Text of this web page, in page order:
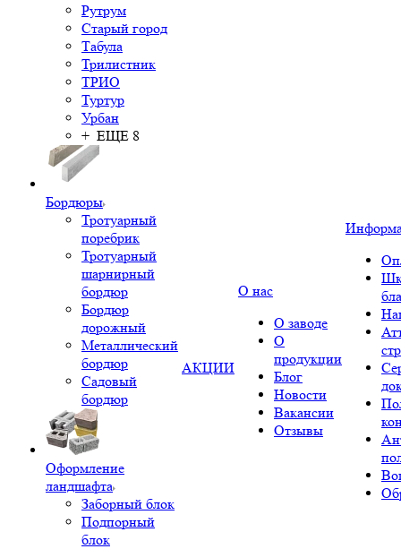
Рутрум
Старый город
Табула
Трилистник
ТРИО
Туртур
Урбан
+ ЕЩЕ 8
Бордюры
Тротуарный
поребрик
Тротуарный
шарнирный
бордюр
Бордюр
дорожный
Металлический
бордюр
Садовый
бордюр
Оформление
ландшафта
Заборный блок
Подпорный
блок
АКЦИИ
О нас
О заводе
О
продукции
Блог
Новости
Вакансии
Отзывы